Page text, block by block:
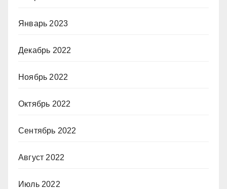
Январь 2023
Декабрь 2022
Ноябрь 2022
Октябрь 2022
Сентябрь 2022
Август 2022
Июль 2022